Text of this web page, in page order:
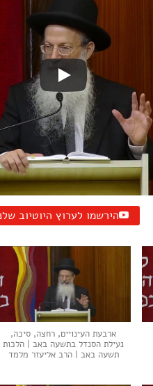
הירשמו לערוץ היוטיוב
ארבעת העינויים, רחצה, סיכה,
נעילת הסנדל בתשעה באב | הלכות
תשעה באב | הרב אליעזר מלמד